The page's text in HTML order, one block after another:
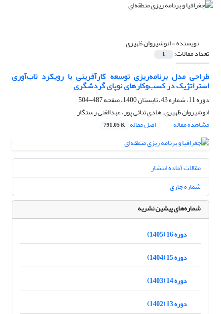
نویسنده =انوشیروان ظهیری
تعداد مقالات: 1
طراحی مدل برنامه‌ریزی توسعه کارآفرینی با رویکرد تاب‌آوری
استراتژیک در کسب‌وکارهای نوپای گردشگری
دوره 11، شماره 43، تابستان 1400، صفحه
487-504
انوشیروان ظهیری، هادی ثنائی پور، عبدالغنی رستگار
مشاهده مقاله
اصل مقاله 791.05 K
مقالات آماده انتشار
شماره جاری
شماره‌های پیشین نشریه
دوره 16 (1405)
دوره 15 (1404)
دوره 14 (1403)
دوره 13 (1402)